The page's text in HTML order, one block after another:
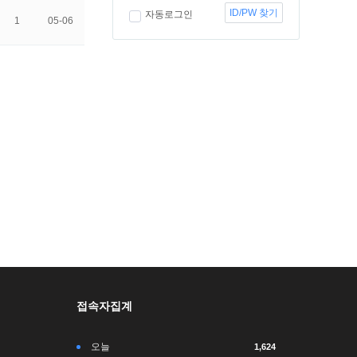
1 05-06
자동로그인 ID/PW 찾기
접속자집계
오늘 1,624